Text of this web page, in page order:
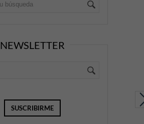
NEWSLETTER